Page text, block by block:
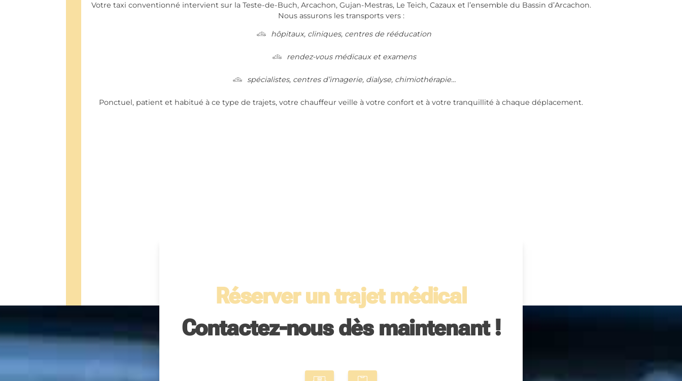
Votre taxi conventionné intervient sur la Teste-de-Buch, Arcachon, Gujan-Mestras, Le Teich, Cazaux et l’ensemble du Bassin d’Arcachon.
Nous assurons les transports vers :
hôpitaux, cliniques, centres de rééducation
rendez-vous médicaux et examens
spécialistes, centres d’imagerie, dialyse, chimiothérapie…
Ponctuel, patient et habitué à ce type de trajets, votre chauffeur veille à votre confort et à votre tranquillité à chaque déplacement.
Réserver un trajet médical
Contactez-nous dès maintenant !